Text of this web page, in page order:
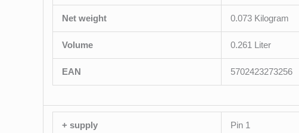
Net weight 0.073 Kilogram
Volume 0.261 Liter
EAN 5702423273256
+ supply Pin 1